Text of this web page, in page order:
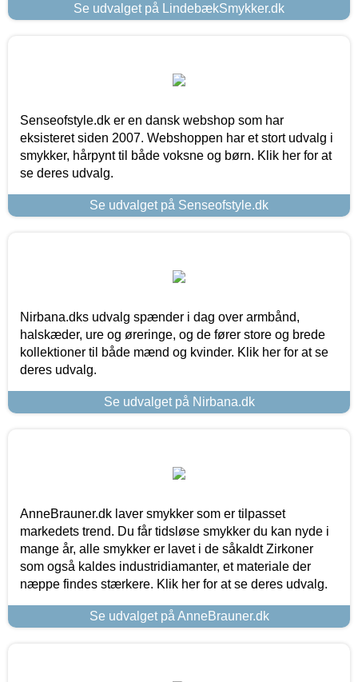
Se udvalget på LindebækSmykker.dk
Senseofstyle.dk er en dansk webshop som har
eksisteret siden 2007. Webshoppen har et stort udvalg i
smykker, hårpynt til både voksne og børn. Klik her for at
se deres udvalg.
Se udvalget på Senseofstyle.dk
Nirbana.dks udvalg spænder i dag over armbånd,
halskæder, ure og øreringe, og de fører store og brede
kollektioner til både mænd og kvinder. Klik her for at se
deres udvalg.
Se udvalget på Nirbana.dk
AnneBrauner.dk laver smykker som er tilpasset
markedets trend. Du får tidsløse smykker du kan nyde i
mange år, alle smykker er lavet i de såkaldt Zirkoner
som også kaldes industridiamanter, et materiale der
næppe findes stærkere. Klik her for at se deres udvalg.
Se udvalget på AnneBrauner.dk